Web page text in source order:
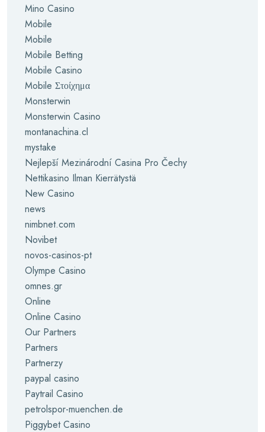
Mino Casino
Mobile
Mobile
Mobile Betting
Mobile Casino
Mobile Στοίχημα
Monsterwin
Monsterwin Casino
montanachina.cl
mystake
Nejlepší Mezinárodní Casina Pro Čechy
Nettikasino Ilman Kierrätystä
New Casino
news
nimbnet.com
Novibet
novos-casinos-pt
Olympe Casino
omnes.gr
Online
Online Casino
Our Partners
Partners
Partnerzy
paypal casino
Paytrail Casino
petrolspor-muenchen.de
Piggybet Casino